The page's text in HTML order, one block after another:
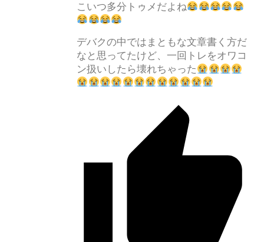
こいつ多分トゥメだよね
デバクの中ではまともな文章書く方だ
なと思ってたけど、一回トレをオワコ
ン扱いしたら壊れちゃった